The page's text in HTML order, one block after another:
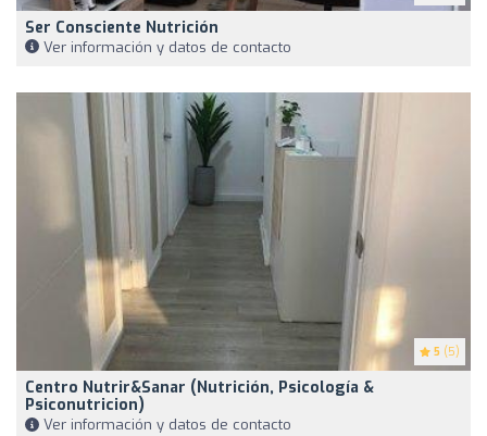
Ser Consciente Nutrición
Ver información y datos de contacto
5 (5)
Centro Nutrir&Sanar (nutrición, Psicología &
Psiconutricion)
Ver información y datos de contacto